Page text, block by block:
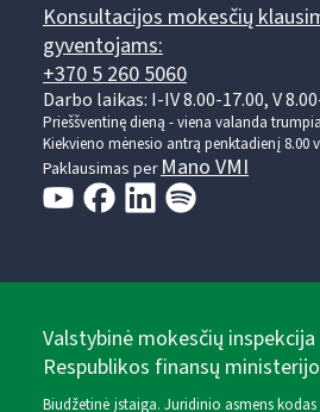
Konsultacijos mokesčių
gyventojams:
+370 5 260 5060
Darbo laikas: I-IV 8.00-17.00, V
Prieššventinę dieną - viena valanda
Kiekvieno mėnesio antrą penktadienį 8.00
Paklausimas per Mano VMI
Valstybinė mokesčių
Respublikos finansų
Biudžetinė įstaiga. Juridinio asmens kodas